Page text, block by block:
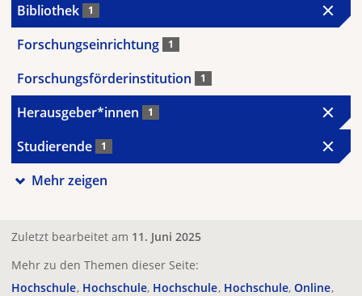
Bibliothek 1
Forschungseinrichtung 1
Forschungsförderinstitution 1
Herausgeber*innen 1
Studierende 1
Mehr zeigen
Zuletzt bearbeitet am 11. Juni 2025
Mehr zu den Themen dieser Seite:
Hochschule Hochschule Hochschule Hochschule Online